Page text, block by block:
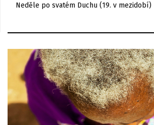
Neděle po svatém Duchu (19. v mezidobí)